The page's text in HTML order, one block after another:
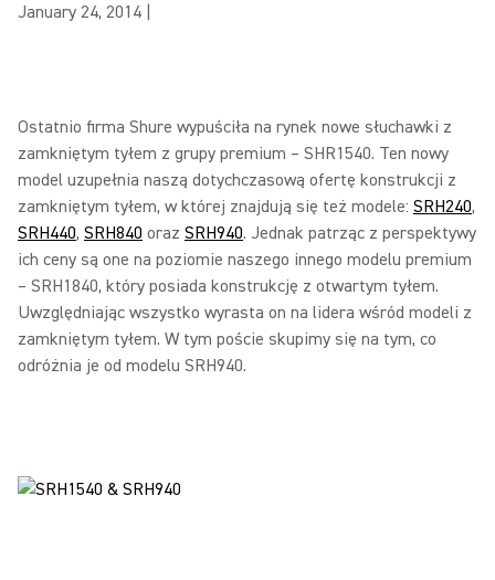
January 24, 2014
Ostatnio firma Shure wypuściła na rynek nowe słuchawki z
zamkniętym tyłem z grupy premium – SHR1540. Ten nowy
model uzupełnia naszą dotychczasową ofertę konstrukcji z
zamkniętym tyłem, w której znajdują się też modele: SRH240,
SRH440, SRH840 oraz SRH940. Jednak patrząc z perspektywy
ich ceny są one na poziomie naszego innego modelu premium
– SRH1840, który posiada konstrukcję z otwartym tyłem.
Uwzględniając wszystko wyrasta on na lidera wśród modeli z
zamkniętym tyłem. W tym poście skupimy się na tym, co
odróżnia je od modelu SRH940.